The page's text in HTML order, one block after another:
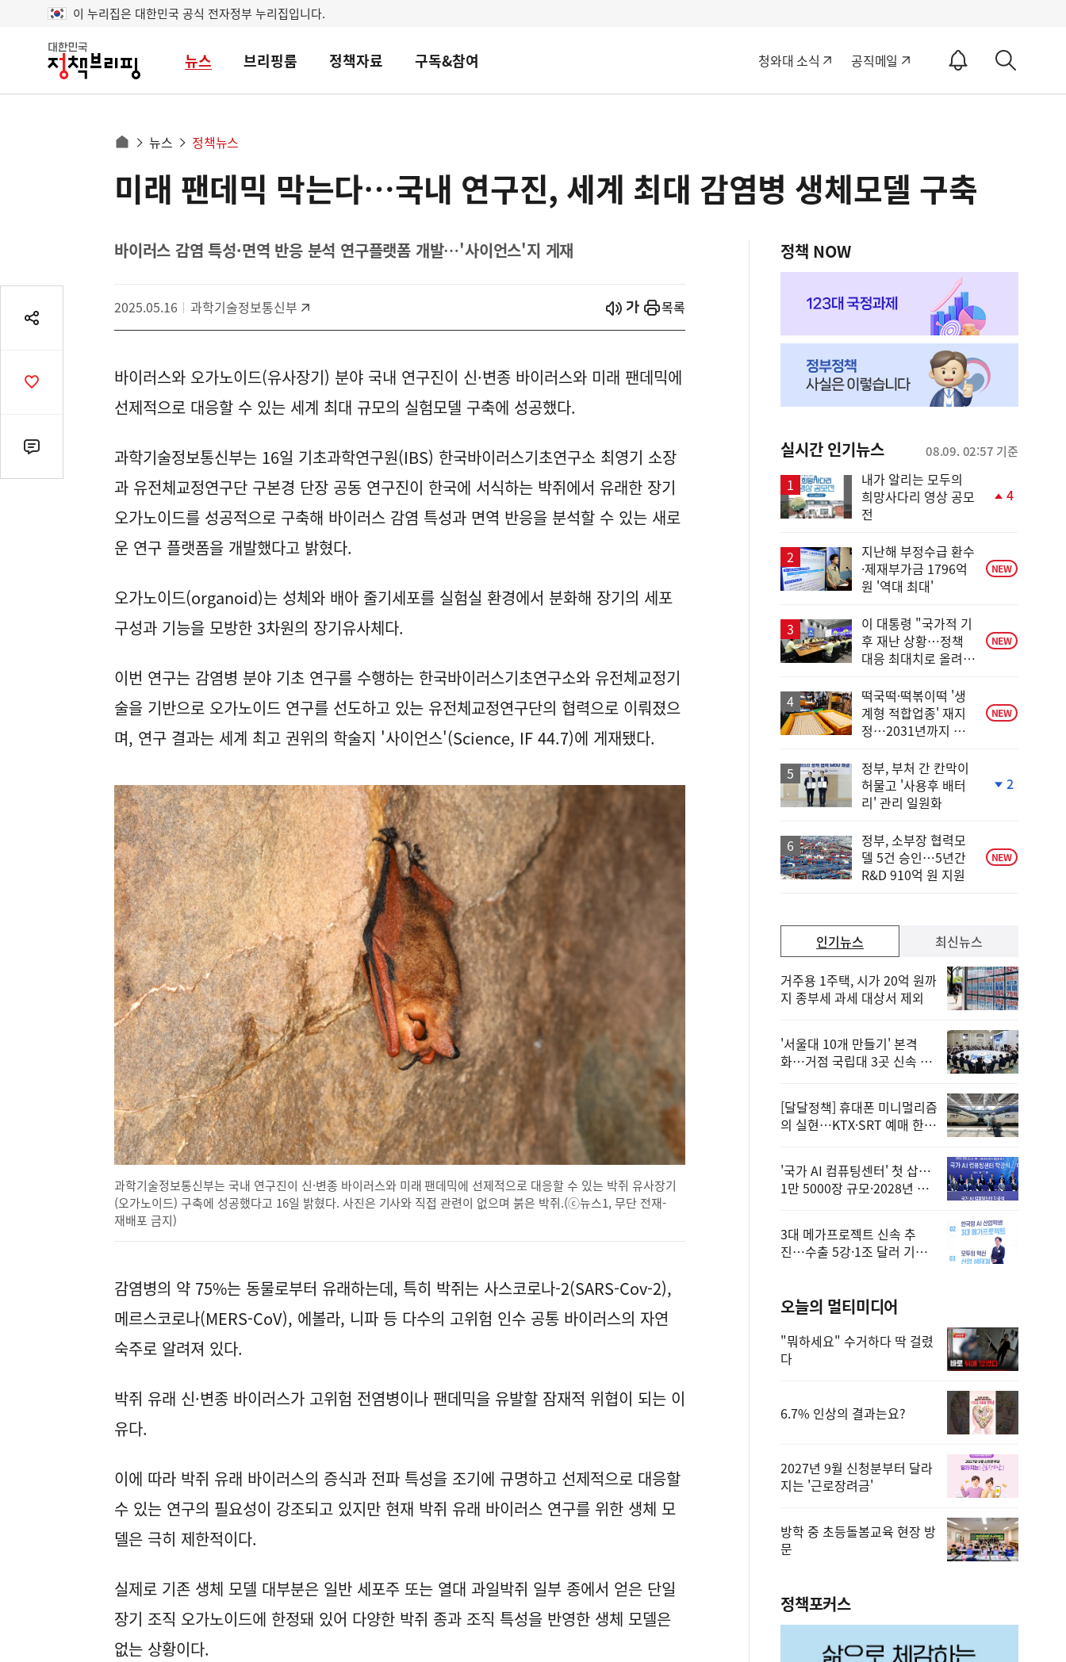
이 누리집은 대한민국 공식 전자정부 누리집입니다.
대
민
뉴스 브리핑룸 정책자료 구독&참여 청와대 소식 공직메일
알
ON
세
로
으
로
뉴스 정책뉴스
공
기
공
댓
글
미래 팬데믹 막는다…국내 연구진, 세계 최대 감염병 생체모델 구축
바이러스 감염 특성·면역 반응 분석 연구플랫폼 개발…'사이언스'지 게재
2025.05.16 과학기술정보통신부 시작
열기 목록
바이러스와 오가노이드(유사장기) 분야 국내 연구진이 신·변종 바이러스와 미래 팬데믹에
선제적으로 대응할 수 있는 세계 최대 규모의 실험모델 구축에 성공했다.
과학기술정보통신부는 16일 기초과학연구원(IBS) 한국바이러스기초연구소 최영기 소장
과 유전체교정연구단 구본경 단장 공동 연구진이 한국에 서식하는 박쥐에서 유래한 장기
오가노이드를 성공적으로 구축해 바이러스 감염 특성과 면역 반응을 분석할 수 있는 새로
운 연구 플랫폼을 개발했다고 밝혔다.
오가노이드(organoid)는 성체와 배아 줄기세포를 실험실 환경에서 분화해 장기의 세포
구성과 기능을 모방한 3차원의 장기유사체다.
이번 연구는 감염병 분야 기초 연구를 수행하는 한국바이러스기초연구소와 유전체교정기
술을 기반으로 오가노이드 연구를 선도하고 있는 유전체교정연구단의 협력으로 이뤄졌으
며, 연구 결과는 세계 최고 권위의 학술지 '사이언스'(Science, IF 44.7)에 게재됐다.
과학기술정보통신부는 국내 연구진이 신·변종 바이러스와 미래 팬데믹에 선제적으로 대응할 수 있는 박쥐 유사장기
(오가노이드) 구축에 성공했다고 16일 밝혔다. 사진은 기사와 직접 관련이 없으며 붉은 박쥐.(ⓒ뉴스1, 무단 전재-
재배포 금지)
감염병의 약 75%는 동물로부터 유래하는데, 특히 박쥐는 사스코로나-2(SARS-Cov-2),
메르스코로나(MERS-CoV), 에볼라, 니파 등 다수의 고위험 인수 공통 바이러스의 자연
숙주로 알려져 있다.
박쥐 유래 신·변종 바이러스가 고위험 전염병이나 팬데믹을 유발할 잠재적 위협이 되는 이
유다.
이에 따라 박쥐 유래 바이러스의 증식과 전파 특성을 조기에 규명하고 선제적으로 대응할
수 있는 연구의 필요성이 강조되고 있지만 현재 박쥐 유래 바이러스 연구를 위한 생체 모
델은 극히 제한적이다.
실제로 기존 생체 모델 대부분은 일반 세포주 또는 열대 과일박쥐 일부 종에서 얻은 단일
장기 조직 오가노이드에 한정돼 있어 다양한 박쥐 종과 조직 특성을 반영한 생체 모델은
없는 상황이다.
정책 NOW
실시간 인기뉴스 08.09. 02:57 기준
내가 알리는 모두의
희망사다리 영상 공모
전
4
지난해 부정수급 환수
·제재부가금 1796억
원 '역대 최대'
NEW
이 대통령 "국가적 기
후 재난 상황…정책
대응 최대치로 올려
NEW
떡국떡·떡볶이떡 '생
계형 적합업종' 재지
정…2031년까지 보
NEW
정부, 부처 간 칸막이
허물고 '사용후 배터
리' 관리 일원화
2
정부, 소부장 협력모
델 5건 승인…5년간
R&D 910억 원 지원
NEW
인기뉴스
거주용 1주택, 시가 20억 원까
지 종부세 과세 대상서 제외
'서울대 10개 만들기' 본격
화…거점 국립대 3곳 신속 선
[달달정책] 휴대폰 미니멀리즘
의 실현…KTX·SRT 예매 한
'국가 AI 컴퓨팅센터' 첫 삽…
1만 5000장 규모·2028년 완
3대 메가프로젝트 신속 추
진…수출 5강·1조 달러 기반
최신뉴스
오늘의 멀티미디어
"뭐하세요" 수거하다 딱 걸렸
다
6.7% 인상의 결과는요?
2027년 9월 신청분부터 달라
지는 '근로장려금'
방학 중 초등돌봄교육 현장 방
문
정책포커스